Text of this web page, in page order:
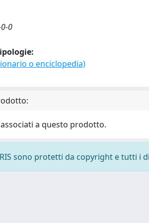
0
o enciclopedia)
a questo prodotto.
sono protetti da copyright e tutti i